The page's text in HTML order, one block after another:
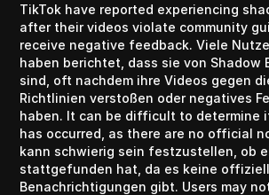
TikTok have reported experiencing
after their videos violate community
receive negative feedback. Viele
haben berichtet, dass sie von Shadow
sind, oft nachdem ihre Videos gegen
Richtlinien verstoßen oder negatives
haben. It can be difficult to determine
has occurred, as there are no official
kann schwierig sein festzustellen, ob
stattgefunden hat, da es keine
Benachrichtigungen gibt. Users may